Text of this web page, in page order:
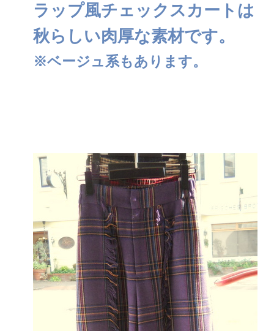
ラップ風チェックスカートは
秋らしい肉厚な素材です。
※ベージュ系もあります。